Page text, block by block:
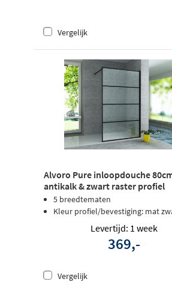
Vergelijk
Alvoro Pure inloopdouche
antikalk & zwart raster profiel
5 breedtematen
Kleur profiel/bevestiging: mat
Levertijd: 1 week
369,-
Vergelijk